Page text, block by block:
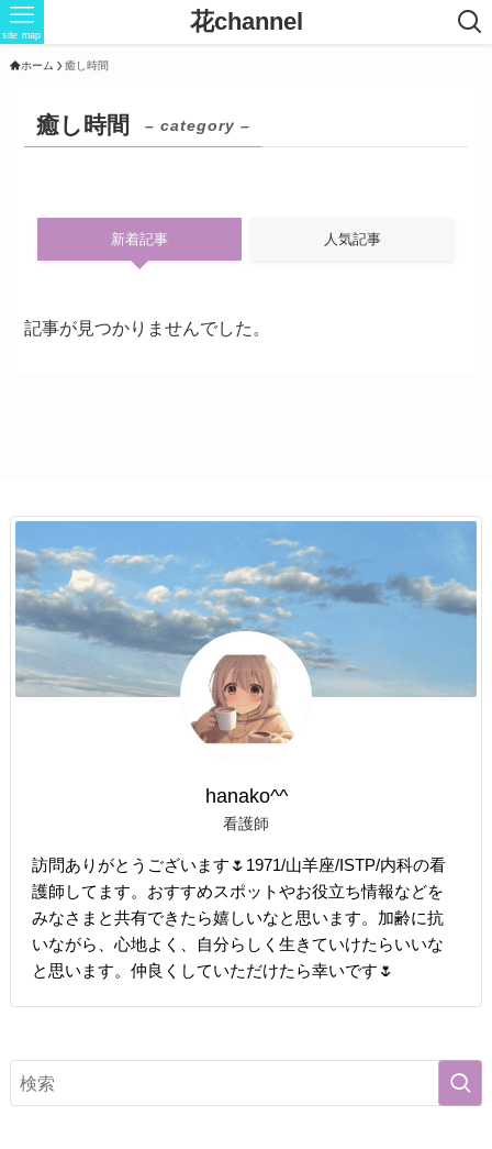
花channel
site map
ホーム 癒し時間
癒し時間 – category –
新着記事 人気記事
記事が見つかりませんでした。
hanako^^
看護師
訪問ありがとうございます🌷1971/山羊座/ISTP/内科の看
護師してます。おすすめスポットやお役立ち情報などを
みなさまと共有できたら嬉しいなと思います。加齢に抗
いながら、心地よく、自分らしく生きていけたらいいな
と思います。仲良くしていただけたら幸いです🌷